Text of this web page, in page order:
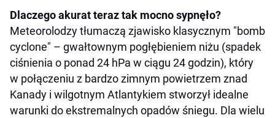
Dlaczego akurat teraz tak mocno sypnęło?
Meteorolodzy tłumaczą zjawisko klasycznym "bomb
cyclone" – gwałtownym pogłębieniem niżu (spadek
ciśnienia o ponad 24 hPa w ciągu 24 godzin), który
w połączeniu z bardzo zimnym powietrzem znad
Kanady i wilgotnym Atlantykiem stworzył idealne
warunki do ekstremalnych opadów śniegu. Dla wielu